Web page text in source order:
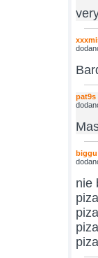
pat9s
biggu
nie